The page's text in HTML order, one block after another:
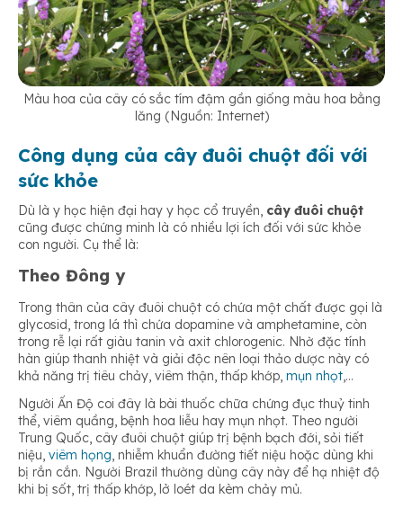
Màu hoa của cây có sắc tím đậm gần giống màu hoa bằng
lăng (Nguồn: Internet)
Công dụng của cây đuôi chuột đối với
sức khỏe
Dù là y học hiện đại hay y học cổ truyền, cây đuôi chuột
cũng được chứng minh là có nhiều lợi ích đối với sức khỏe
con người. Cụ thể là:
Theo Đông y
Trong thân của cây đuôi chuột có chứa một chất được gọi là
glycosid, trong lá thì chứa dopamine và amphetamine, còn
trong rễ lại rất giàu tanin và axit chlorogenic. Nhờ đặc tính
hàn giúp thanh nhiệt và giải độc nên loại thảo dược này có
khả năng trị tiêu chảy, viêm thận, thấp khớp, mụn nhọt,…
Người Ấn Độ coi đây là bài thuốc chữa chứng đục thuỷ tinh
thể, viêm quầng, bệnh hoa liễu hay mụn nhọt. Theo người
Trung Quốc, cây đuôi chuột giúp trị bệnh bạch đới, sỏi tiết
niệu, viêm họng, nhiễm khuẩn đường tiết niệu hoặc dùng khi
bị rắn cắn. Người Brazil thường dùng cây này để hạ nhiệt độ
khi bị sốt, trị thấp khớp, lở loét da kèm chảy mủ.